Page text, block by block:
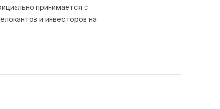
принимается с
и инвесторов на